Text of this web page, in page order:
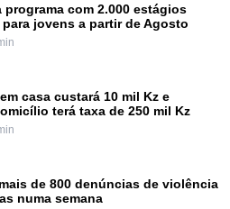
programa com 2.000 estágios
jovens a partir de Agosto
casa custará 10 mil Kz e
terá taxa de 250 mil Kz
de 800 denúncias de violência
numa semana